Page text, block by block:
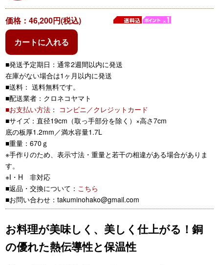
価格：46,200円(税込)
カートに入れる
■発送予定期日：通常2週間以内に発送
在庫がない場合は1ヶ月以内に発送
■送料： 送料無料です。
■配送業者：クロネコヤマト
■お支払い方法 ： コンビニ／クレジットカード
■サイズ：直径19cm（取っ手部分を除く）×高さ7cm
底の板厚1.2mm／満水容量1.7L
■重量：670ｇ
※手作りのため、表示寸法・重量と若干の相違がある場合がありま
す。
※I・H 非対応
■返品・交換について： こちら
■お問い合わせ：takuminohako@gmail.com
お料理が美味しく、美しく仕上がる！銅
の優れた熱伝導性と保温性